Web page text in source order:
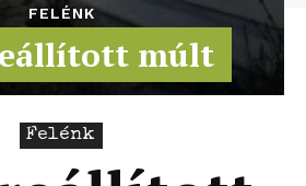
FELÉNK
múlt
Felénk